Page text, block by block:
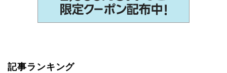
記事ランキング